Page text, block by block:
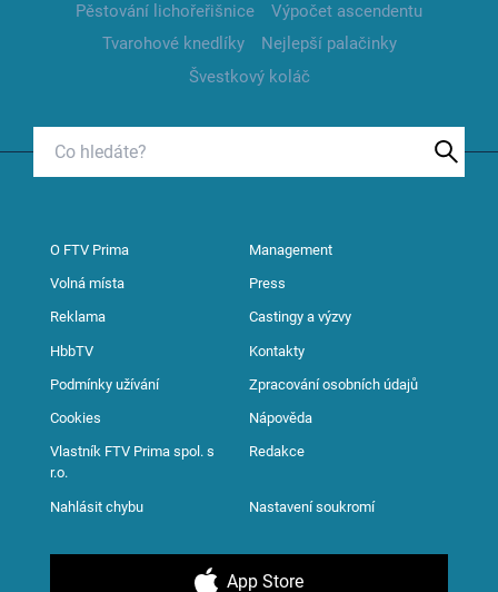
Pěstování lichořeřišnice
Výpočet ascendentu
Tvarohové knedlíky
Nejlepší palačinky
Švestkový koláč
O FTV Prima Management
Volná místa Press
Reklama Castingy a výzvy
HbbTV Kontakty
Podmínky užívání Zpracování osobních údajů
Cookies Nápověda
Vlastník FTV Prima spol. s
r.o.
Redakce
Nahlásit chybu Nastavení soukromí
App Store